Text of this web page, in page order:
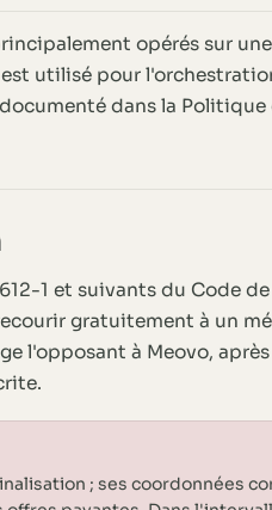
opérés sur une
utilisé pour
dans la Politique
1 et suivants du Code de
gratuitement à un
l'opposant à Meovo,
; ses coordonnées